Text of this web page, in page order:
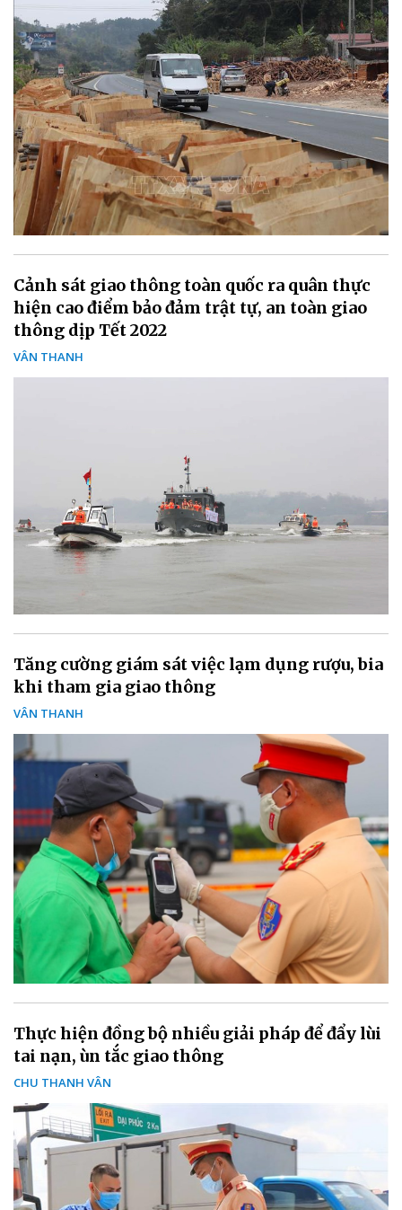
Cảnh sát giao thông toàn quốc ra quân thực
hiện cao điểm bảo đảm trật tự, an toàn giao
thông dịp Tết 2022
VÂN THANH
Tăng cường giám sát việc lạm dụng rượu, bia
khi tham gia giao thông
VÂN THANH
Thực hiện đồng bộ nhiều giải pháp để đẩy lùi
tai nạn, ùn tắc giao thông
CHU THANH VÂN